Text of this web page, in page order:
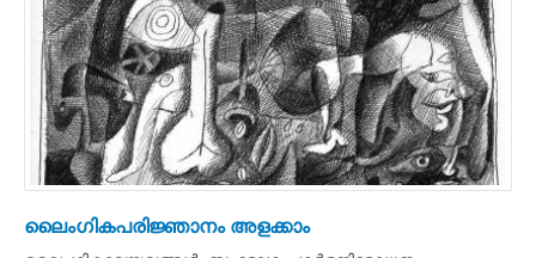
ലൈംഗികപരിജ്ഞാനം അളക്കാം